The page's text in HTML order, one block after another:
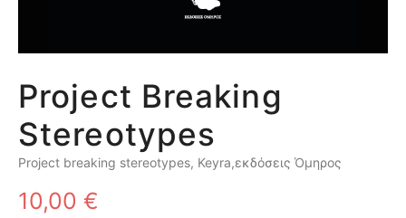
Project Breaking
Stereotypes
Project breaking stereotypes, Keyra,εκδόσεις Όμηρος
10,00 €